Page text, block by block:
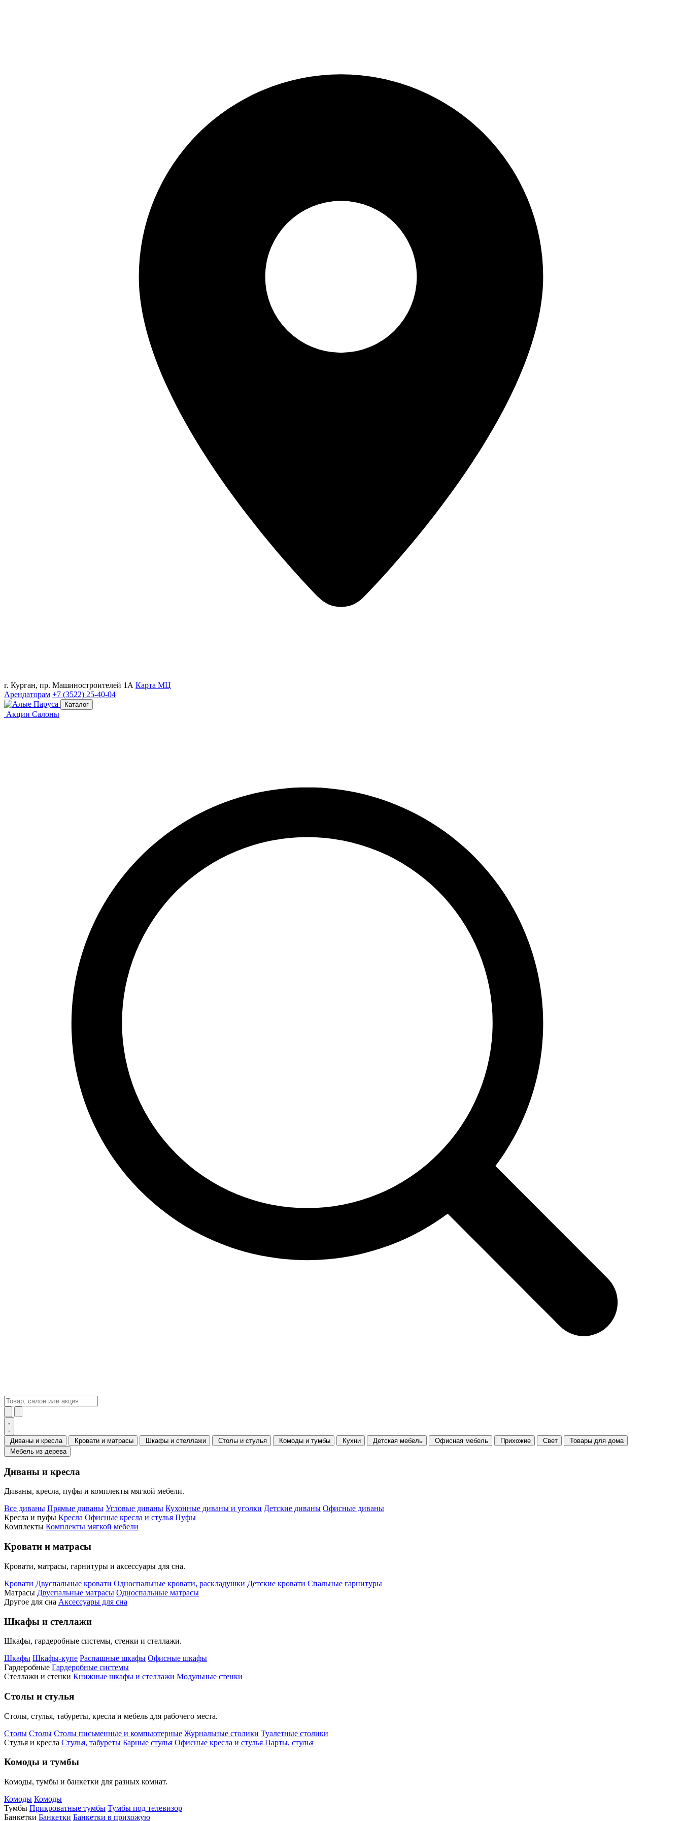
г. Курган, пр. Машиностроителей 1А Карта МЦ
Арендаторам +7 (3522) 25-40-04
Каталог
Акции Салоны
Диваны и кресла Кровати и матрасы Шкафы и стеллажи Столы и стулья Комоды и тумбы Кухни Детская мебель Офисная мебель Прихожие Свет
Товары для дома
Мебель из дерева
Диваны и кресла
Диваны, кресла, пуфы и комплекты мягкой мебели.
Все диваны Прямые диваны Угловые диваны Кухонные диваны и уголки Детские диваны Офисные диваны
Кресла и пуфы Кресла Офисные кресла и стулья Пуфы
Комплекты Комплекты мягкой мебели
Кровати и матрасы
Кровати, матрасы, гарнитуры и аксессуары для сна.
Кровати Двуспальные кровати Односпальные кровати, раскладушки Детские кровати Спальные гарнитуры
Матрасы Двуспальные матрасы Односпальные матрасы
Другое для сна Аксессуары для сна
Шкафы и стеллажи
Шкафы, гардеробные системы, стенки и стеллажи.
Шкафы Шкафы-купе Распашные шкафы Офисные шкафы
Гардеробные Гардеробные системы
Стеллажи и стенки Книжные шкафы и стеллажи Модульные стенки
Столы и стулья
Столы, стулья, табуреты, кресла и мебель для рабочего места.
Столы Столы Столы письменные и компьютерные Журнальные столики Туалетные столики
Стулья и кресла Стулья, табуреты Барные стулья Офисные кресла и стулья Парты, стулья
Комоды и тумбы
Комоды, тумбы и банкетки для разных комнат.
Комоды Комоды
Тумбы Прикроватные тумбы Тумбы под телевизор
Банкетки Банкетки Банкетки в прихожую